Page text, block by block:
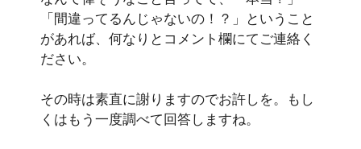
「間違ってるんじゃないの！？」ということ
があれば、何なりとコメント欄にてご連絡く
ださい。
その時は素直に謝りますのでお許しを。もし
くはもう一度調べて回答しますね。